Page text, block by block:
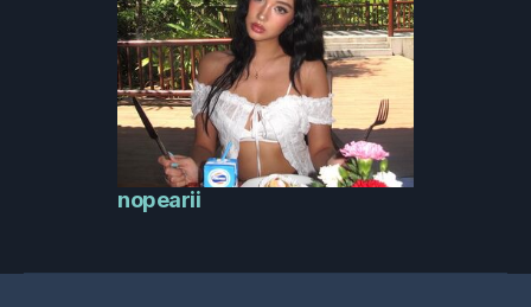
nopearii